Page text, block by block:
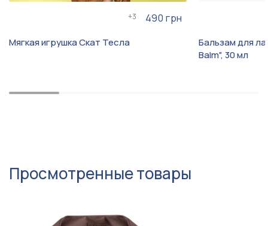
+3 490 грн
Мягкая игрушка Скат Тесла
Бальзам для
Balm", 30 мл
Просмотренные товары